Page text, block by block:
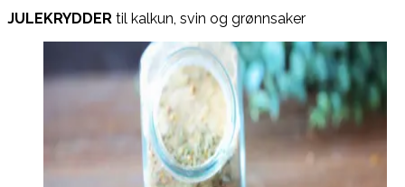
JULEKRYDDER til kalkun, svin og grønnsaker